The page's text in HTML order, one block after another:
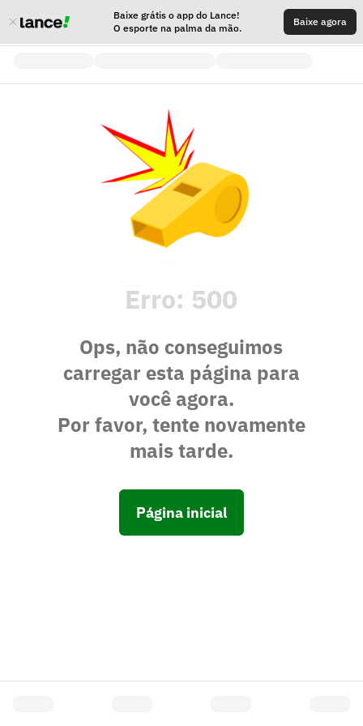
Baixe grátis o app do Lance!
O esporte na palma da mão.
Baixe agora
Erro: 500
Ops, não conseguimos
carregar esta página para
você agora.
Por favor, tente novamente
mais tarde.
Página inicial